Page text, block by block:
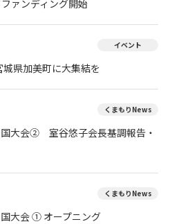
ァンディング開始
イベント
県加美町に大集結を
くまもりNews
大会② 室谷悠子会長基調報告・
くまもりNews
大会 ① オープニング